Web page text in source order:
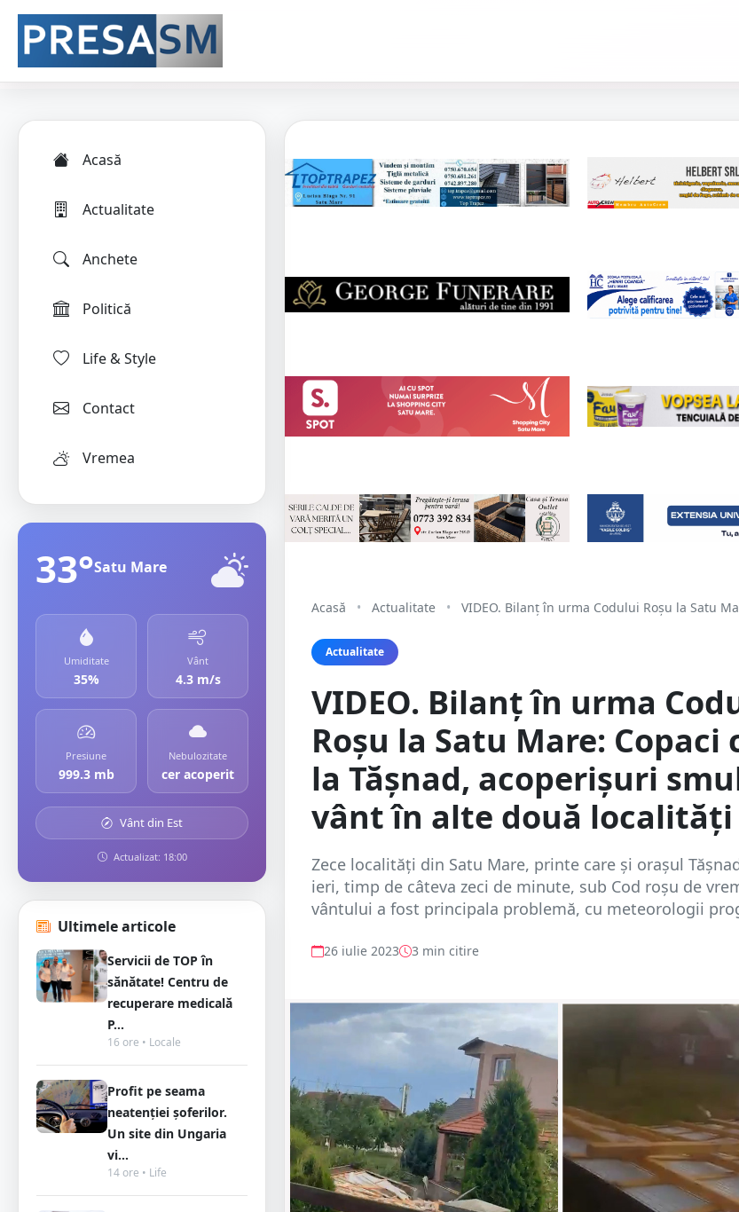
Acasă
Actualitate
Anchete
Politică
Life & Style
Contact
Vremea
33°Satu Mare
Umiditate
35%
Vânt
4.3 m/s
Presiune
999.3 mb
Nebulozitate
cer acoperit
Vânt din Est
Actualizat: 18:00
Ultimele articole
Servicii de TOP în
sănătate! Centru de
recuperare medicală
P...
16 ore • Locale
Profit pe seama
neatenției șoferilor.
Un site din Ungaria
vi...
14 ore • Life
Acasă • Actualitate • VIDEO. Bilanț în urma Codului Roșu la Satu
Actualitate
VIDEO. Bilanț în urma
Roșu la Satu Mare: Copaci
la Tășnad, acoperișuri
vânt în alte două localități
Zece localități din Satu Mare, printe care și orașul
ieri, timp de câteva zeci de minute, sub Cod roșu de
vântului a fost principala problemă, cu meteorologii
26 iulie 2023 3 min citire